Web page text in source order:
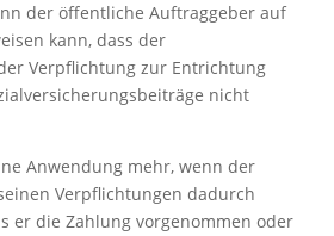
der öffentliche Auftraggeber auf
kann, dass der
Verpflichtung zur Entrichtung
nicht
Anwendung mehr, wenn der
Verpflichtungen dadurch
er die Zahlung vorgenommen oder